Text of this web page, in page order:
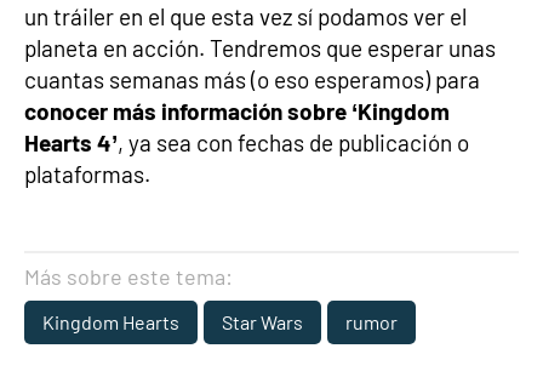
un tráiler en el que esta vez sí podamos ver el
planeta en acción. Tendremos que esperar unas
cuantas semanas más (o eso esperamos) para
conocer más información sobre ‘Kingdom
Hearts 4’, ya sea con fechas de publicación o
plataformas.
Más sobre este tema:
Kingdom Hearts Star Wars rumor